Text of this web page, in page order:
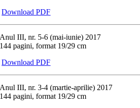
Download PDF
Anul III, nr. 5-6 (mai-iunie) 2017
144 pagini, format 19/29 cm
Download PDF
Anul III, nr. 3-4 (martie-aprilie) 2017
144 pagini, format 19/29 cm